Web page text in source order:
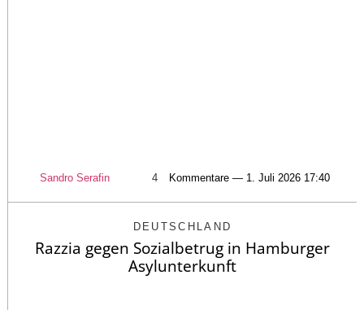
Sandro Serafin 4 Kommentare — 1. Juli 2026 17:40
DEUTSCHLAND
Razzia gegen Sozialbetrug in Hamburger
Asylunterkunft